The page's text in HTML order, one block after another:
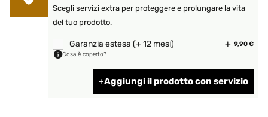
Scegli servizi extra per proteggere e prolungare la vita
del tuo prodotto.
Garanzia estesa (+ 12 mesi) 9,90 €
Cosa è coperto?
Aggiungi il prodotto con servizio